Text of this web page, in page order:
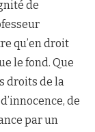
de
qu’en droit
le fond. Que
droits de la
de
par un